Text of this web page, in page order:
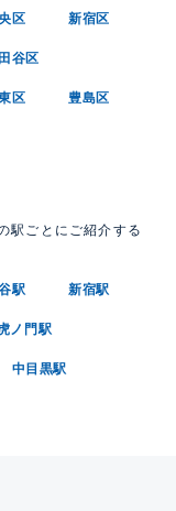
区 新宿区
谷区
区 豊島区
駅ごとにご紹介する
駅 新宿駅
ノ門駅
中目黒駅